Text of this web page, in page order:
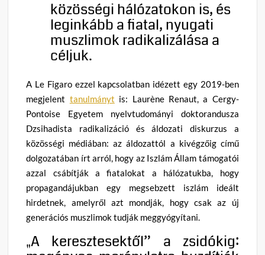
közösségi hálózatokon is, és
leginkább a fiatal, nyugati
muszlimok radikalizálása a
céljuk.
A Le Figaro ezzel kapcsolatban idézett egy 2019-ben
megjelent tanulmányt is: Laurène Renaut, a Cergy-
Pontoise Egyetem nyelvtudományi doktorandusza
Dzsihadista radikalizáció és áldozati diskurzus a
közösségi médiában: az áldozattól a kivégzőig című
dolgozatában írt arról, hogy az Iszlám Állam támogatói
azzal csábítják a fiatalokat a hálózatukba, hogy
propagandájukban egy megsebzett iszlám ideált
hirdetnek, amelyről azt mondják, hogy csak az új
generációs muszlimok tudják meggyógyítani.
„A keresztesektől” a zsidókig: